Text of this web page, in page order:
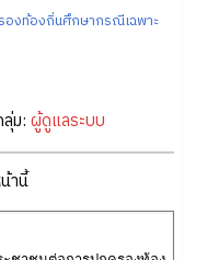
องท้องถิ่นศึกษากรณีเฉพาะ
ม: ผู้ดูแลระบบ
านี้